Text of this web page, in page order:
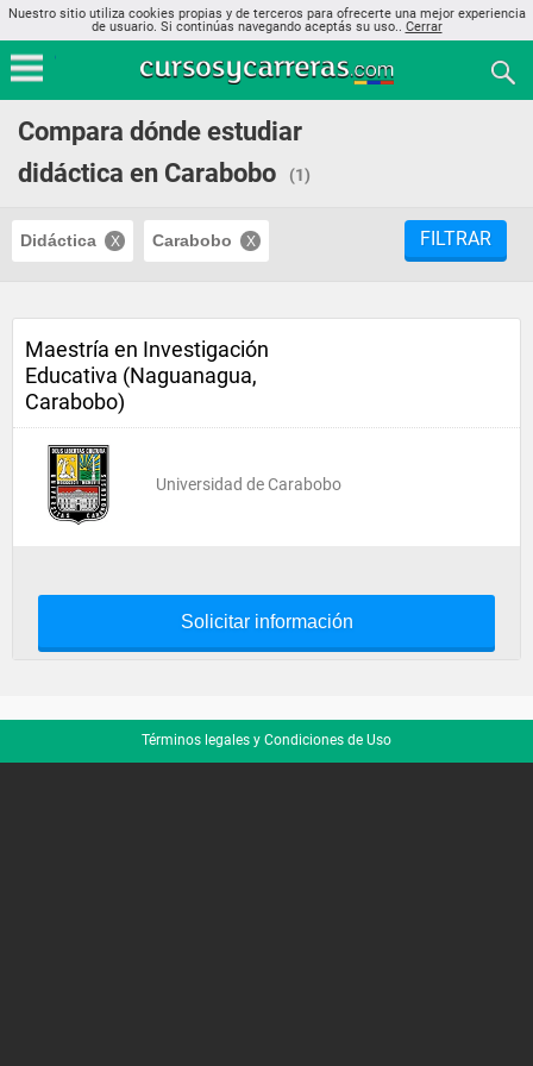
Nuestro sitio utiliza cookies propias y de terceros para ofrecerte una mejor experiencia
de usuario. Si continúas navegando aceptás su uso.. Cerrar
Compara dónde estudiar
didáctica en Carabobo
(1)
Didáctica Carabobo FILTRAR
Maestría en Investigación
Educativa (Naguanagua,
Carabobo)
Universidad de Carabobo
Solicitar información
Términos legales y Condiciones de Uso